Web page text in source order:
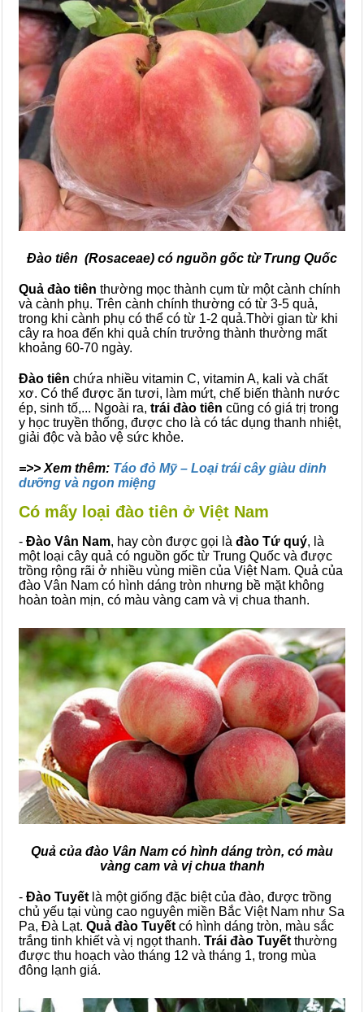
Đào tiên (Rosaceae) có nguồn gốc từ Trung Quốc
Quả đào tiên thường mọc thành cụm từ một cành chính
và cành phụ. Trên cành chính thường có từ 3-5 quả,
trong khi cành phụ có thể có từ 1-2 quả.Thời gian từ khi
cây ra hoa đến khi quả chín trưởng thành thường mất
khoảng 60-70 ngày.
Đào tiên chứa nhiều vitamin C, vitamin A, kali và chất
xơ. Có thể được ăn tươi, làm mứt, chế biến thành nước
ép, sinh tố,... Ngoài ra, trái đào tiên cũng có giá trị trong
y học truyền thống, được cho là có tác dụng thanh nhiệt,
giải độc và bảo vệ sức khỏe.
=>> Xem thêm: Táo đỏ Mỹ – Loại trái cây giàu dinh
dưỡng và ngon miệng
Có mấy loại đào tiên ở Việt Nam
- Đào Vân Nam, hay còn được gọi là đào Tứ quý, là
một loại cây quả có nguồn gốc từ Trung Quốc và được
trồng rộng rãi ở nhiều vùng miền của Việt Nam. Quả của
đào Vân Nam có hình dáng tròn nhưng bề mặt không
hoàn toàn mịn, có màu vàng cam và vị chua thanh.
Quả của đào Vân Nam có hình dáng tròn, có màu
vàng cam và vị chua thanh
- Đào Tuyếtlà một giống đặc biệt của đào, được trồng
chủ yếu tại vùng cao nguyên miền Bắc Việt Nam như Sa
Pa, Đà Lạt. Quả đào Tuyếtcó hình dáng tròn, màu sắc
trắng tinh khiết và vị ngọt thanh. Trái đào Tuyếtthường
được thu hoạch vào tháng 12 và tháng 1, trong mùa
đông lạnh giá.